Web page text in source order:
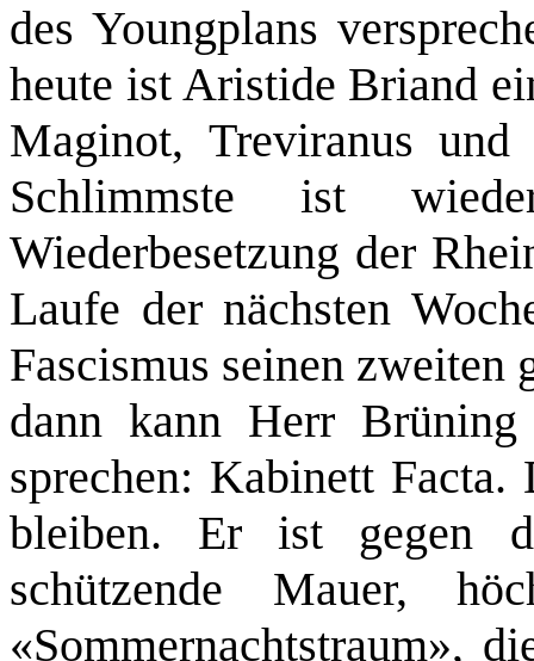
des Youngplans
heute ist Aristide Briand
Maginot, Treviranus
Schlimmste ist
Wiederbesetzung der
Laufe der nächsten
Fascismus seinen
dann kann Herr
sprechen: Kabinett
bleiben. Er ist gegen
schützende Mauer,
«Sommernachtstraum»,